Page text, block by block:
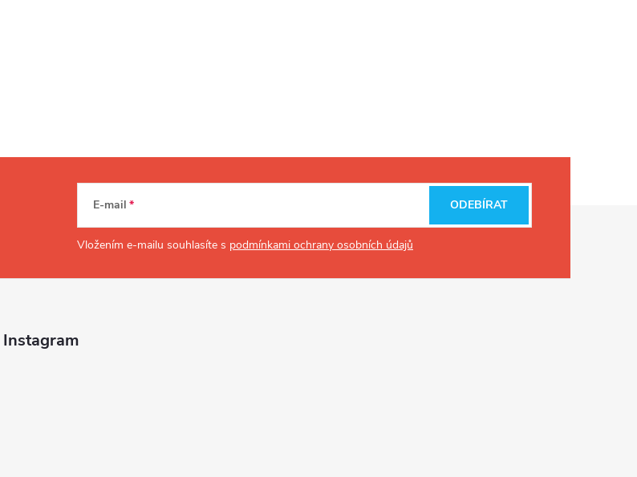
E-mail
Vložením e-mailu souhlasíte s podmínkami ochrany osobních údajů
ODEBÍRAT
Instagram